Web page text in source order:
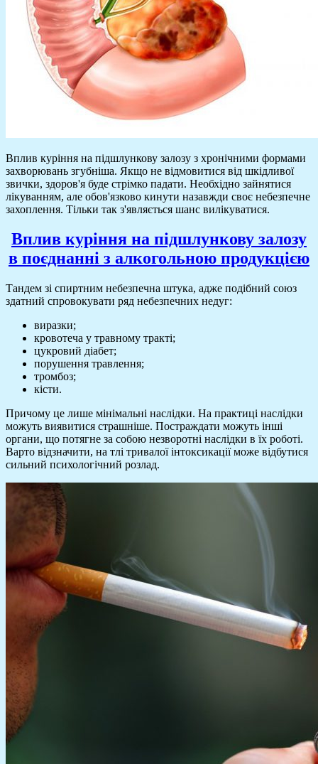
Вплив куріння на підшлункову залозу з хронічними формами
захворювань згубніша. Якщо не відмовитися від шкідливої
звички, здоров'я буде стрімко падати. Необхідно зайнятися
лікуванням, але обов'язково кинути назавжди своє небезпечне
захоплення. Тільки так з'являється шанс вилікуватися.
Вплив куріння на підшлункову залозу
в поєднанні з алкогольною продукцією
Тандем зі спиртним небезпечна штука, адже подібний союз
здатний спровокувати ряд небезпечних недуг:
виразки;
кровотеча у травному тракті;
цукровий діабет;
порушення травлення;
тромбоз;
кісти.
Причому це лише мінімальні наслідки. На практиці наслідки
можуть виявитися страшніше. Постраждати можуть інші
органи, що потягне за собою незворотні наслідки в їх роботі.
Варто відзначити, на тлі тривалої інтоксикації може відбутися
сильний психологічний розлад.